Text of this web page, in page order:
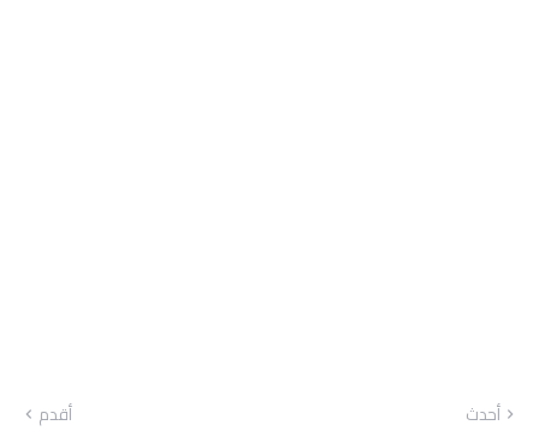
أحدث أقدم